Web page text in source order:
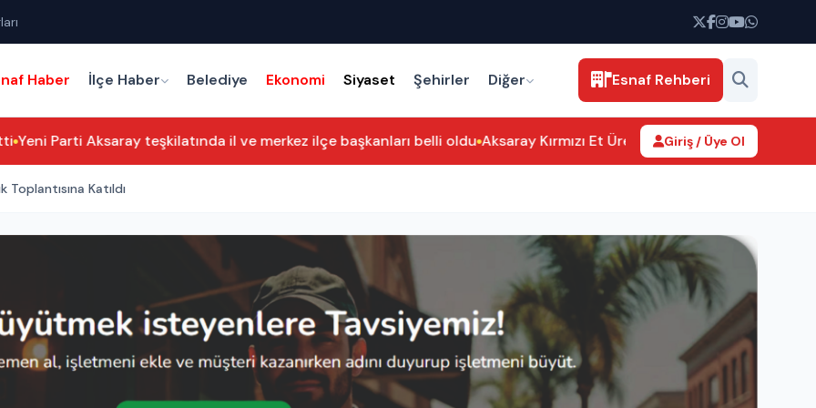
Haber İlçe Haber Belediye Ekonomi Siyaset Şehirler Diğer Esnaf Rehberi
Yeni Parti Aksaray teşkilatında il ve merkez ilçe başkanları belli oldu Aksaray Kırmızı Et Üreticileri Birliği’nden Hamit
Giriş / Üye Ol
Toplantısına Katıldı